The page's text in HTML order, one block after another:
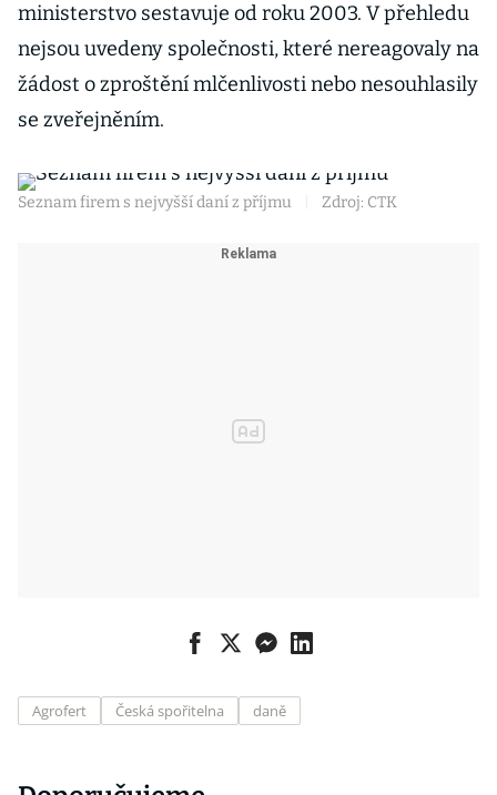
ministerstvo sestavuje od roku 2003. V přehledu
nejsou uvedeny společnosti, které nereagovaly na
žádost o zproštění mlčenlivosti nebo nesouhlasily
se zveřejněním.
Seznam firem s nejvyšší daní z příjmu Zdroj: CTK
Agrofert Česká spořitelna daně